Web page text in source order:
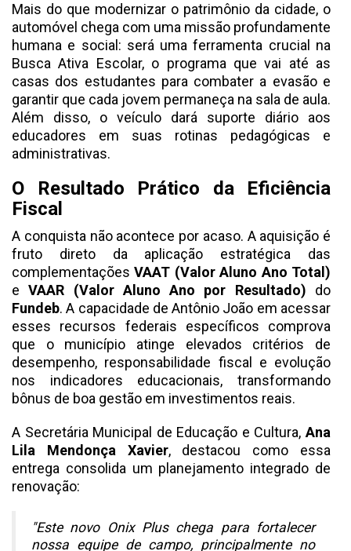
Mais do que modernizar o patrimônio da cidade, o
automóvel chega com uma missão profundamente
humana e social: será uma ferramenta crucial na
Busca Ativa Escolar, o programa que vai até as
casas dos estudantes para combater a evasão e
garantir que cada jovem permaneça na sala de aula.
Além disso, o veículo dará suporte diário aos
educadores em suas rotinas pedagógicas e
administrativas.
O Resultado Prático da Eficiência
Fiscal
A conquista não acontece por acaso. A aquisição é
fruto direto da aplicação estratégica das
complementaçõesVAAT (Valor Aluno Ano Total)
eVAAR (Valor Aluno Ano por Resultado) do
Fundeb. A capacidade de Antônio João em acessar
esses recursos federais específicos comprova
que o município atinge elevados critérios de
desempenho, responsabilidade fiscal e evolução
nos indicadores educacionais, transformando
bônus de boa gestão em investimentos reais.
A Secretária Municipal de Educação e Cultura,Ana
Lila Mendonça Xavier, destacou como essa
entrega consolida um planejamento integrado de
renovação:
"Este novo Onix Plus chega para fortalecer
nossa equipe de campo, principalmente no